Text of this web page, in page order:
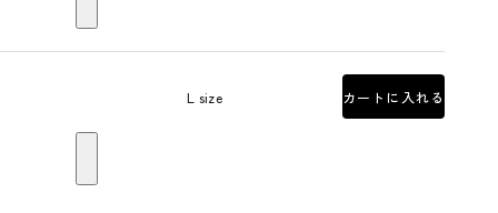
L size カートに入れる